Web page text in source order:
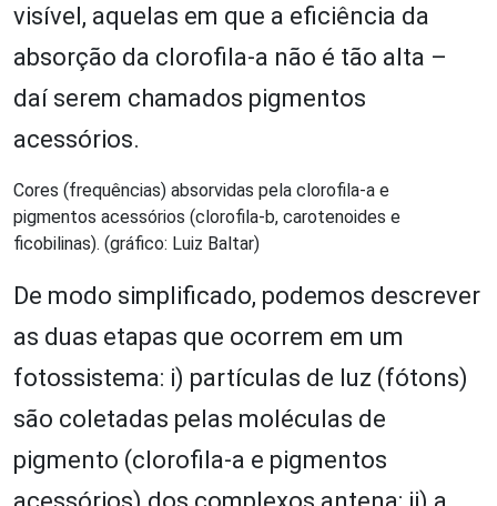
visível, aquelas em que a eficiência da
absorção da clorofila-a não é tão alta –
daí serem chamados pigmentos
acessórios.
Cores (frequências) absorvidas pela clorofila-a e
pigmentos acessórios (clorofila-b, carotenoides e
ficobilinas). (gráfico: Luiz Baltar)
De modo simplificado, podemos descrever
as duas etapas que ocorrem em um
fotossistema: i) partículas de luz (fótons)
são coletadas pelas moléculas de
pigmento (clorofila-a e pigmentos